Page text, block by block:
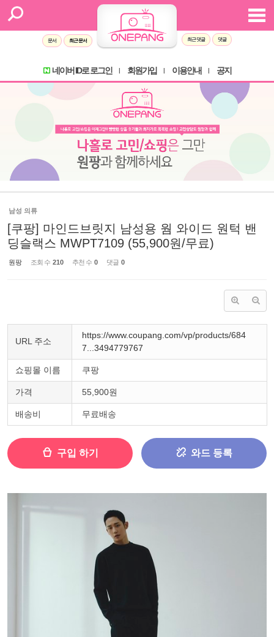
문서 최근 문서 최근 댓글 댓글
네이버 ID로 로그인 회원가입 이용안내 공지
남성 의류
[쿠팡] 마인드브릿지 남성용 웜 와이드 원턱 밴
딩슬랙스 MWPT7109 (55,900원/무료)
원팡 조회 수 210 추천 수 0 댓글 0
URL 주소
https://www.coupang.com/vp/products/684
7...3494779767
쇼핑몰 이름 쿠팡
가격 55,900원
배송비 무료배송
구입 하기 와드 등록